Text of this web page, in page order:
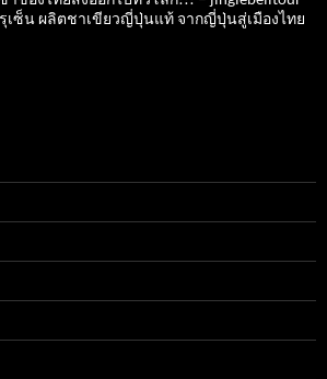
เซ็น ผลิตชาเขียวญี่ปุ่นแท้ จากญี่ปุ่นสู่เมืองไทย